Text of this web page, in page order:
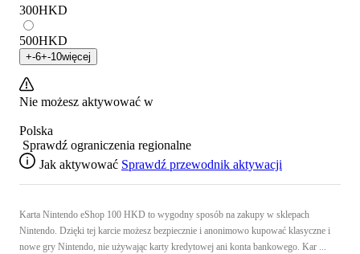
300HKD
500HKD
+-6+-10więcej
Nie możesz aktywować w
Polska
Sprawdź ograniczenia regionalne
Jak aktywować Sprawdź przewodnik aktywacji
Karta Nintendo eShop 100 HKD to wygodny sposób na zakupy w sklepach
Nintendo. Dzięki tej karcie możesz bezpiecznie i anonimowo kupować klasyczne i
nowe gry Nintendo, nie używając karty kredytowej ani konta bankowego. Kar ...